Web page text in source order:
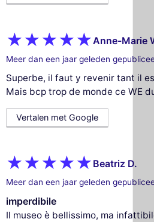
Anne-Marie
Meer dan een jaar geleden
Superbe, il faut y revenir tant il
Mais bcp trop de monde ce WE
Vertalen met Google
Beatriz D.
Meer dan een jaar geleden
imperdibile
Il museo è bellissimo, ma